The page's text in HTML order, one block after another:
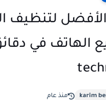
الأفضل لتنظيف
الهاتف في
karim منذ عام